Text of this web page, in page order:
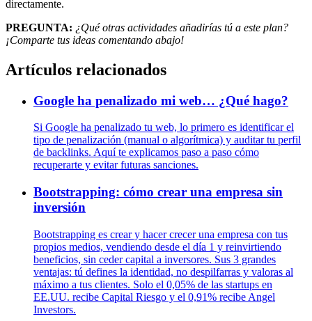
directamente.
PREGUNTA: ¿Qué otras actividades añadirías tú a este plan?
¡Comparte tus ideas comentando abajo!
Artículos relacionados
Google ha penalizado mi web… ¿Qué hago?
Si Google ha penalizado tu web, lo primero es identificar el
tipo de penalización (manual o algorítmica) y auditar tu perfil
de backlinks. Aquí te explicamos paso a paso cómo
recuperarte y evitar futuras sanciones.
Bootstrapping: cómo crear una empresa sin
inversión
Bootstrapping es crear y hacer crecer una empresa con tus
propios medios, vendiendo desde el día 1 y reinvirtiendo
beneficios, sin ceder capital a inversores. Sus 3 grandes
ventajas: tú defines la identidad, no despilfarras y valoras al
máximo a tus clientes. Solo el 0,05% de las startups en
EE.UU. recibe Capital Riesgo y el 0,91% recibe Angel
Investors.